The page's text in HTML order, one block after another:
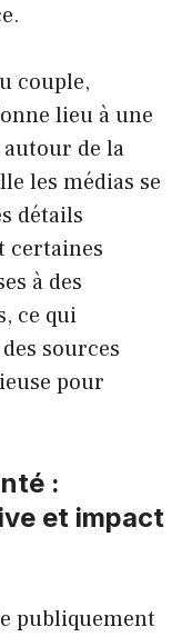
couple,
lieu à une
de la
les médias se
détails
certaines
à des
ce qui
sources
pour
:
et impact
publiquement